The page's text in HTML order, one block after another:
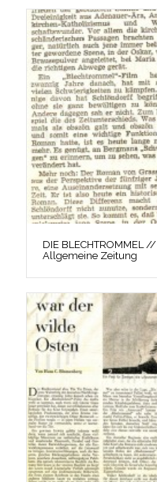
DIE BLECHTROMMEL
Allgemeine Zeitung